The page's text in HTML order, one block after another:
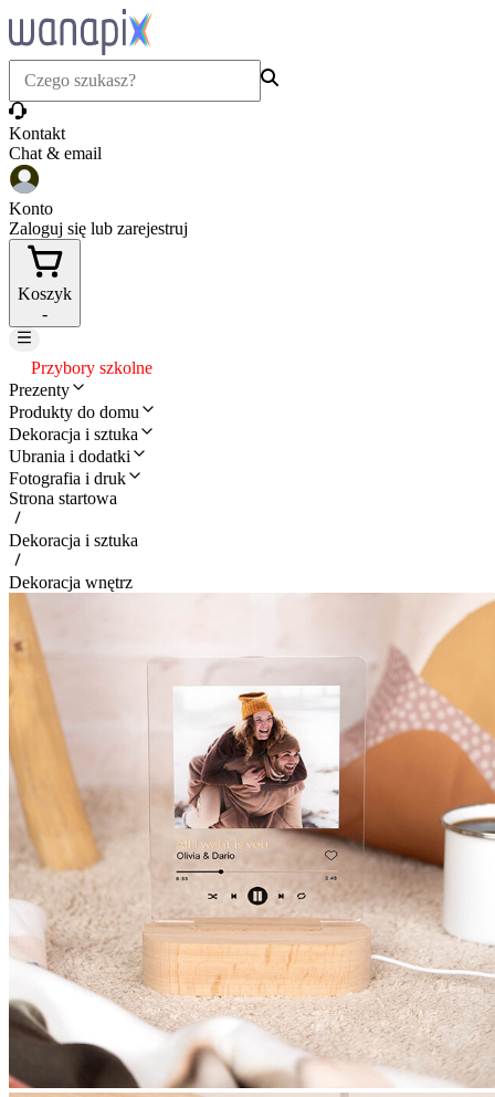
Kontakt
Chat & email
Konto
Zaloguj się lub zarejestruj
Koszyk
-
Przybory szkolne
Prezenty
Produkty do domu
Dekoracja i sztuka
Ubrania i dodatki
Fotografia i druk
Strona startowa
Dekoracja i sztuka
Dekoracja wnętrz